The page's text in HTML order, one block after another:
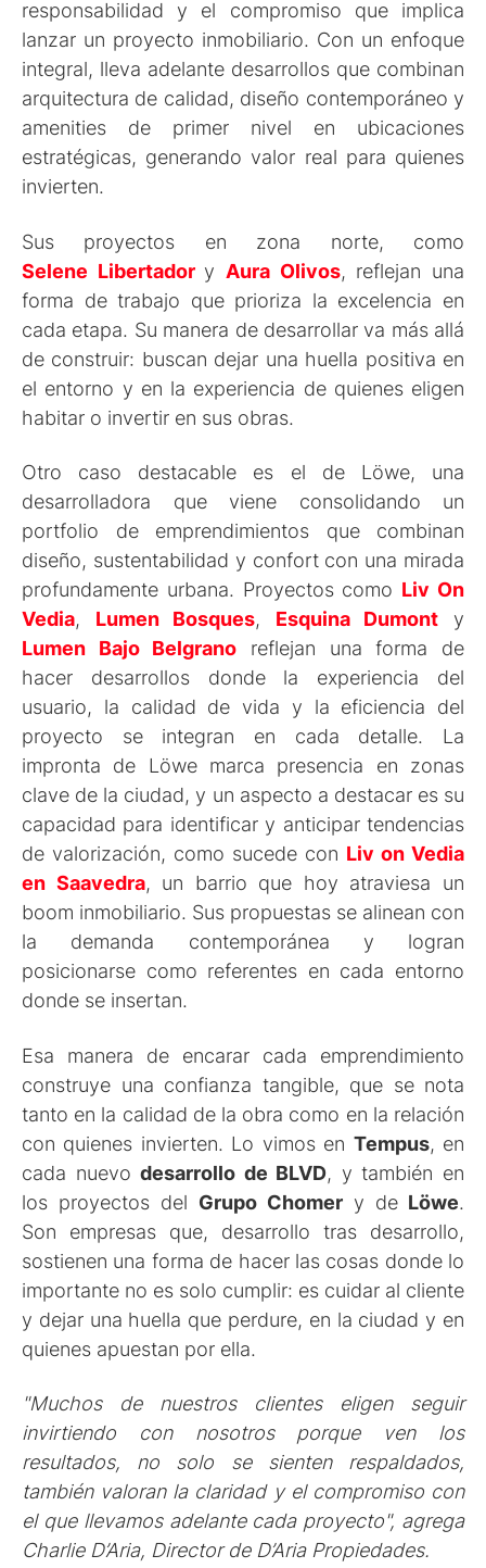
responsabilidad y el compromiso que implica
lanzar un proyecto inmobiliario. Con un enfoque
integral, lleva adelante desarrollos que combinan
arquitectura de calidad, diseño contemporáneo y
amenities de primer nivel en ubicaciones
estratégicas, generando valor real para quienes
invierten.
Sus proyectos en zona norte, como
Selene Libertador y Aura Olivos, reflejan una
forma de trabajo que prioriza la excelencia en
cada etapa. Su manera de desarrollar va más allá
de construir: buscan dejar una huella positiva en
el entorno y en la experiencia de quienes eligen
habitar o invertir en sus obras.
Otro caso destacable es el de Löwe, una
desarrolladora que viene consolidando un
portfolio de emprendimientos que combinan
diseño, sustentabilidad y confort con una mirada
profundamente urbana. Proyectos como Liv On
Vedia, Lumen Bosques, Esquina Dumont y
Lumen Bajo Belgrano reflejan una forma de
hacer desarrollos donde la experiencia del
usuario, la calidad de vida y la eficiencia del
proyecto se integran en cada detalle. La
impronta de Löwe marca presencia en zonas
clave de la ciudad, y un aspecto a destacar es su
capacidad para identificar y anticipar tendencias
de valorización, como sucede con Liv on Vedia
en Saavedra, un barrio que hoy atraviesa un
boom inmobiliario. Sus propuestas se alinean con
la demanda contemporánea y logran
posicionarse como referentes en cada entorno
donde se insertan.
Esa manera de encarar cada emprendimiento
construye una confianza tangible, que se nota
tanto en la calidad de la obra como en la relación
con quienes invierten. Lo vimos en Tempus, en
cada nuevodesarrollo de BLVD, y también en
los proyectos del Grupo Chomer y de Löwe.
Son empresas que, desarrollo tras desarrollo,
sostienen una forma de hacer las cosas donde lo
importante no es solo cumplir: es cuidar al cliente
y dejar una huella que perdure, en la ciudad y en
quienes apuestan por ella.
"Muchos de nuestros clientes eligen seguir
invirtiendo con nosotros porque ven los
resultados, no solo se sienten respaldados,
también valoran la claridad y el compromiso con
el que llevamos adelante cada proyecto", agrega
Charlie D’Aria, Director de D’Aria Propiedades.